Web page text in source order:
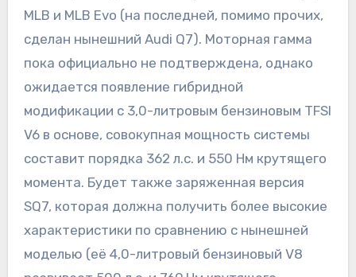
MLB и MLB Evo (на последней, помимо прочих,
сделан нынешний Audi Q7). Моторная гамма
пока официально не подтверждена, однако
ожидается появление гибридной
модификации с 3,0-литровым бензиновым TFSI
V6 в основе, совокупная мощность системы
составит порядка 362 л.с. и 550 Нм крутящего
момента. Будет также заряженная версия
SQ7, которая должна получить более высокие
характеристики по сравнению с нынешней
моделью (её 4,0-литровый бензиновый V8